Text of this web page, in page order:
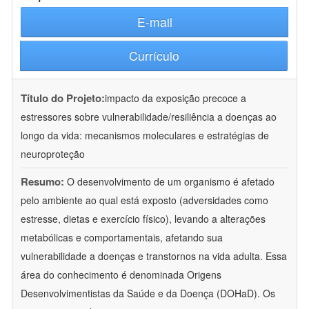
E-mail
Currículo
Título do Projeto:impacto da exposição precoce a
estressores sobre vulnerabilidade/resiliência a doenças ao
longo da vida: mecanismos moleculares e estratégias de
neuroproteção
Resumo: O desenvolvimento de um organismo é afetado
pelo ambiente ao qual está exposto (adversidades como
estresse, dietas e exercício físico), levando a alterações
metabólicas e comportamentais, afetando sua
vulnerabilidade a doenças e transtornos na vida adulta. Essa
área do conhecimento é denominada Origens
Desenvolvimentistas da Saúde e da Doença (DOHaD). Os